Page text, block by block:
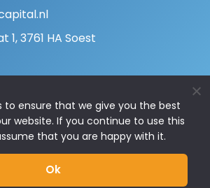
3761 HA Soest
| Alle rechten
to ensure that we give you the best
website. If you continue to use this
that you are happy with it.
Ok